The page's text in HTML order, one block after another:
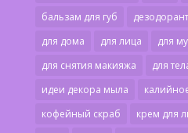
бальзам для губ
дезодорант
для дома
для лица для
для снятия макияжа
для
идеи декора мыла
кофейный скраб
крем для